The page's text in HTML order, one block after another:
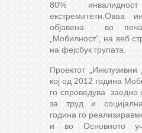
80%
екстремитети.Оваа
објавена во
„Мобилност“, на веб
на фејсбук групата.
Проектот „Инклузивни
кој од 2012 година
го спроведува заедно
за труд и
година го
и во Основното